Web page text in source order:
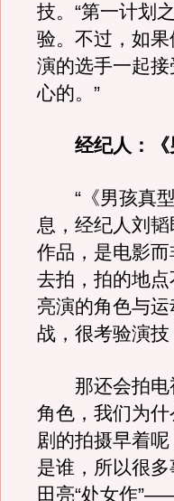
技。“第一计划
验。不过，如
演的选手一起
心的。”
经纪人：《
“《男孩真型
息，经纪人刘
作品，是电影
去拍，拍的地
亮演的角色与
战，很考验演技
那还会拍电视
角色，我们为什
剧的拍摄早着
是谁，所以很
田亮“处女作